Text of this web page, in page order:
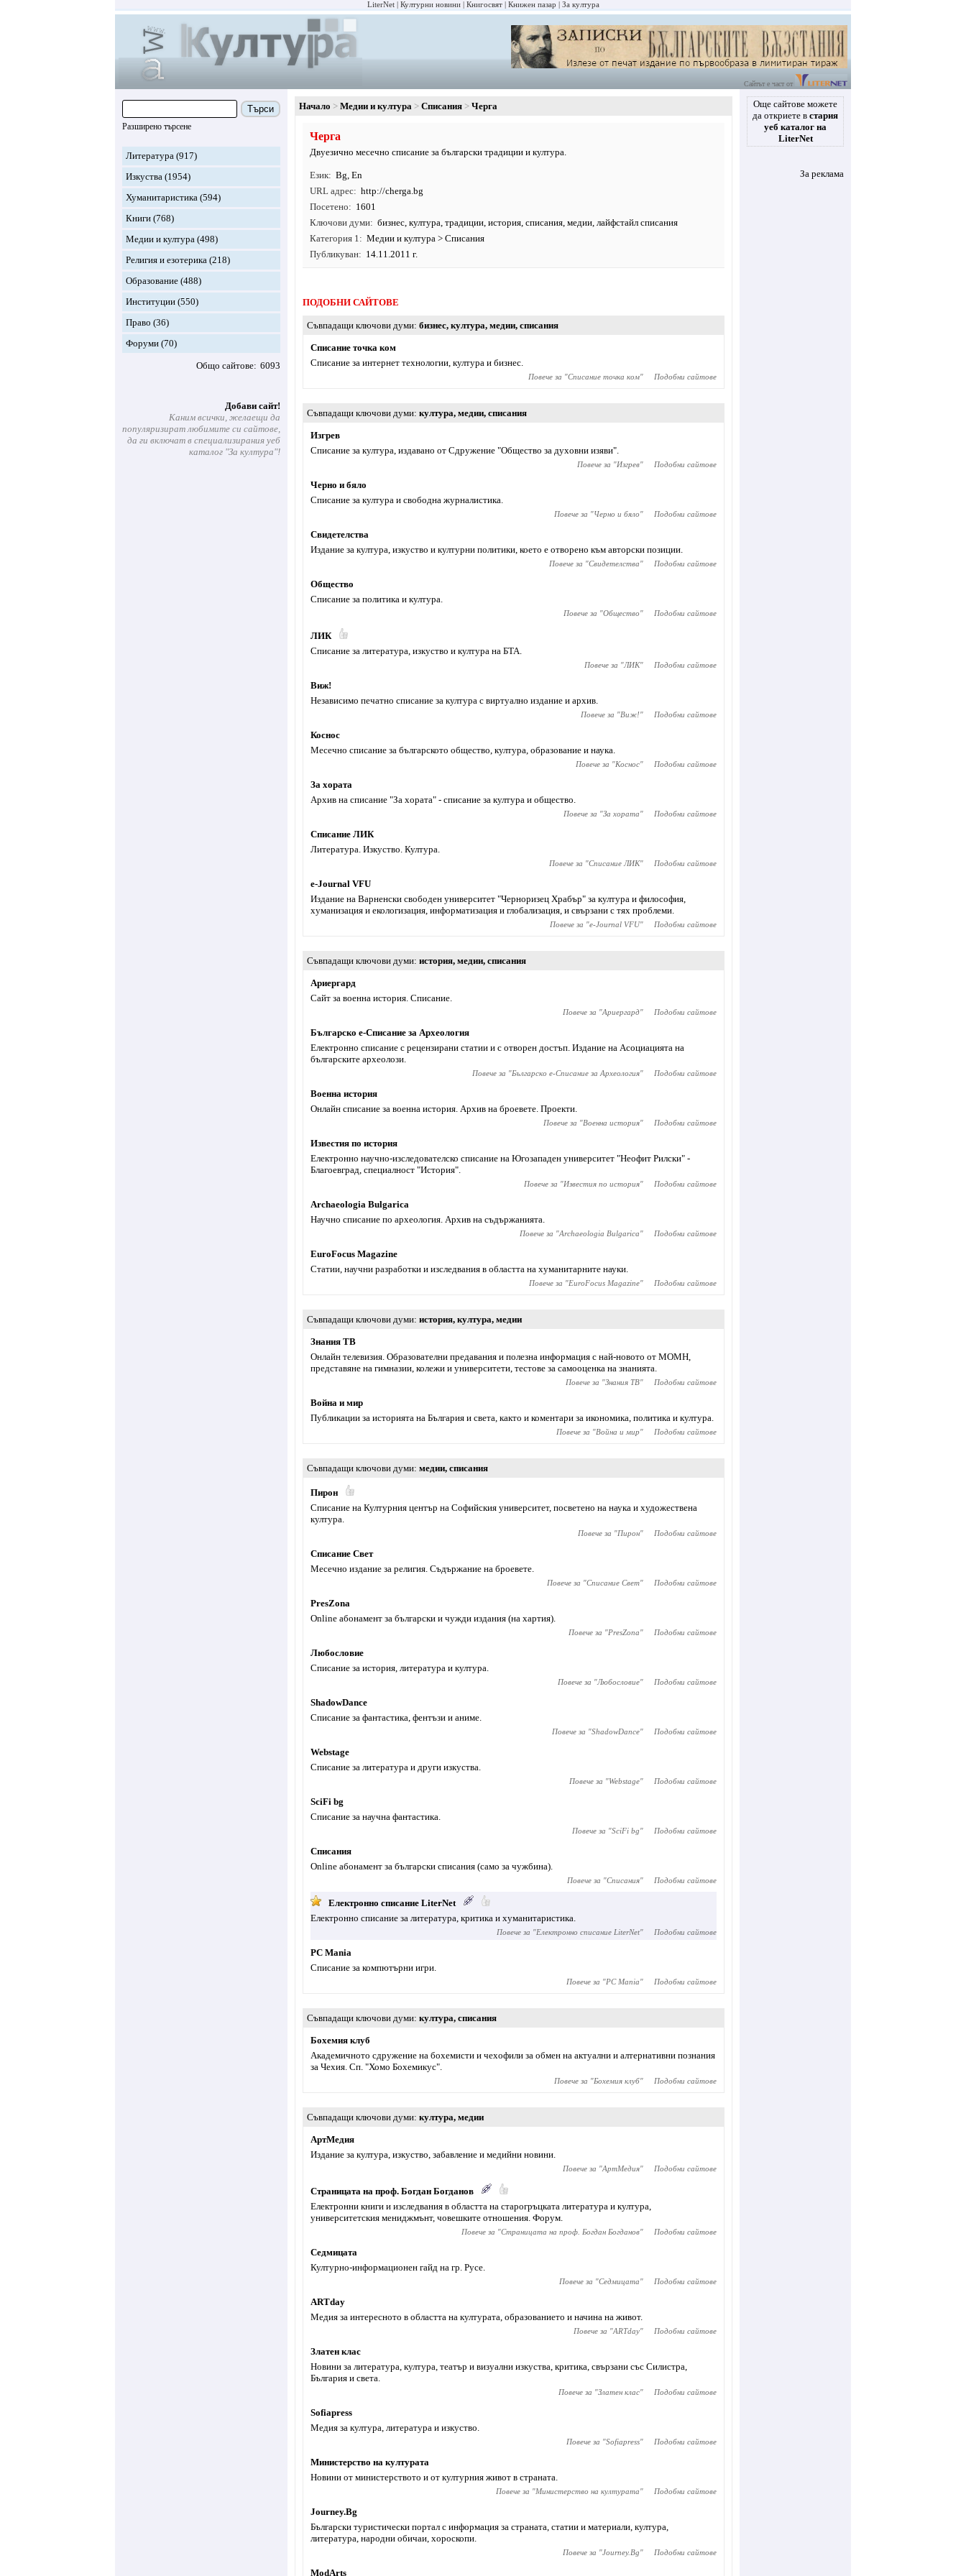
LiterNet Културни новини Книгосвят Книжен пазар За култура
Сайтът е част от
Търси
Разширено търсене
Литература (917)
Изкуства (1954)
Хуманитаристика (594)
Книги (768)
Медии и култура (498)
Религия и езотерика (218)
Образование (488)
Институции (550)
Право (36)
Форуми (70)
Общо сайтове 6093
Добави сайт!
Каним всички, желаещи да
популяризират любимите си сайтове,
да ги включат в специализирания уеб
каталог "За култура"!
Начало Медии и култура Списания Черга
Черга
Двуезично месечно списание за български традиции и култура.
Език Bg, En
URL адрес
http://cherga.bg
Посетено
1601
Ключови думи
бизнес, култура, традиции, история, списания, медии, лайфстайл списания
Категория 1
Медии и култура > Списания
Публикуван
14.11.2011 г.
ПОДОБНИ САЙТОВЕ
Съвпадащи ключови думи бизнес, култура, медии, списания
Списание точка ком
Списание за интернет технологии, култура и бизнес.
Повече за "Списание точка ком" Подобни сайтове
Съвпадащи ключови думи култура, медии, списания
Изгрев
Списание за култура, издавано от Сдружение "Общество за духовни изяви".
Повече за "Изгрев" Подобни сайтове
Черно и бяло
Списание за култура и свободна журналистика.
Повече за "Черно и бяло" Подобни сайтове
Свидетелства
Издание за култура, изкуство и културни политики, което е отворено към авторски позиции.
Повече за "Свидетелства" Подобни сайтове
Общество
Списание за политика и култура.
Повече за "Общество" Подобни сайтове
ЛИК
Списание за литература, изкуство и култура на БТА.
Повече за "ЛИК" Подобни сайтове
Виж!
Независимо печатно списание за култура с виртуално издание и архив.
Повече за "Виж!" Подобни сайтове
Коснос
Месечно списание за българското общество, култура, образование и наука.
Повече за "Коснос" Подобни сайтове
За хората
Архив на списание "За хората" - списание за култура и общество.
Повече за "За хората" Подобни сайтове
Списание ЛИК
Литература. Изкуство. Култура.
Повече за "Списание ЛИК" Подобни сайтове
e-Journal VFU
Издание на Варненски свободен университет "Черноризец Храбър" за култура и философия,
хуманизация и екологизация, информатизация и глобализация, и свързани с тях проблеми.
Повече за "e-Journal VFU" Подобни сайтове
Съвпадащи ключови думи история, медии, списания
Ариергард
Сайт за военна история. Списание.
Повече за "Ариергард" Подобни сайтове
Българско е-Списание за Археология
Електронно списание с рецензирани статии и с отворен достъп. Издание на Асоциацията на
българските археолози.
Повече за "Българско е-Списание за Археология" Подобни сайтове
Военна история
Онлайн списание за военна история. Архив на броевете. Проекти.
Повече за "Военна история" Подобни сайтове
Известия по история
Електронно научно-изследователско списание на Югозападен университет "Неофит Рилски" -
Благоевград, специалност "История".
Повече за "Известия по история" Подобни сайтове
Archaeologia Bulgarica
Научно списание по археология. Архив на съдържанията.
Повече за "Archaeologia Bulgarica" Подобни сайтове
EuroFocus Magazine
Статии, научни разработки и изследвания в областта на хуманитарните науки.
Повече за "EuroFocus Magazine" Подобни сайтове
Съвпадащи ключови думи история, култура, медии
Знания ТВ
Онлайн телевизия. Образователни предавания и полезна информация с най-новото от МОМН,
представяне на гимназии, колежи и университети, тестове за самооценка на знанията.
Повече за "Знания ТВ" Подобни сайтове
Война и мир
Публикации за историята на България и света, както и коментари за икономика, политика и култура.
Повече за "Война и мир" Подобни сайтове
Съвпадащи ключови думи медии, списания
Пирон
Списание на Културния център на Софийския университет, посветено на наука и художествена
култура.
Повече за "Пирон" Подобни сайтове
Списание Свет
Месечно издание за религия. Съдържание на броевете.
Повече за "Списание Свет" Подобни сайтове
PresZona
Online абонамент за български и чужди издания (на хартия).
Повече за "PresZona" Подобни сайтове
Любословие
Списание за история, литература и култура.
Повече за "Любословие" Подобни сайтове
ShadowDance
Списание за фантастика, фентъзи и аниме.
Повече за "ShadowDance" Подобни сайтове
Webstage
Списание за литература и други изкуства.
Повече за "Webstage" Подобни сайтове
SciFi bg
Списание за научна фантастика.
Повече за "SciFi bg" Подобни сайтове
Списания
Online абонамент за български списания (само за чужбина).
Повече за "Списания" Подобни сайтове
Електронно списание LiterNet
Електронно списание за литература, критика и хуманитаристика.
Повече за "Електронно списание LiterNet" Подобни сайтове
PC Mania
Списание за компютърни игри.
Повече за "PC Mania" Подобни сайтове
Съвпадащи ключови думи култура, списания
Бохемия клуб
Академичното сдружение на бохемисти и чехофили за обмен на актуални и алтернативни познания
за Чехия. Сп. "Хомо Бохемикус".
Повече за "Бохемия клуб" Подобни сайтове
Съвпадащи ключови думи култура, медии
АртМедия
Издание за култура, изкуство, забавление и медийни новини.
Повече за "АртМедия" Подобни сайтове
Страницата на проф. Богдан Богданов
Електронни книги и изследвания в областта на старогръцката литература и култура,
университетския мениджмънт, човешките отношения. Форум.
Повече за "Страницата на проф. Богдан Богданов" Подобни сайтове
Седмицата
Културно-информационен гайд на гр. Русе.
Повече за "Седмицата" Подобни сайтове
АRTday
Медия за интересното в областта на културата, образованието и начина на живот.
Повече за "АRTday" Подобни сайтове
Златен клас
Новини за литература, култура, театър и визуални изкуства, критика, свързани със Силистра,
България и света.
Повече за "Златен клас" Подобни сайтове
Sofiapress
Медия за култура, литература и изкуство.
Повече за "Sofiapress" Подобни сайтове
Министерство на културата
Новини от министерството и от културния живот в страната.
Повече за "Министерство на културата" Подобни сайтове
Journey.Bg
Български туристически портал с информация за страната, статии и материали, култура,
литература, народни обичаи, хороскопи.
Повече за "Journey.Bg" Подобни сайтове
ModArts
Още сайтове можете
да откриете в стария
уеб каталог на
LiterNet
За реклама